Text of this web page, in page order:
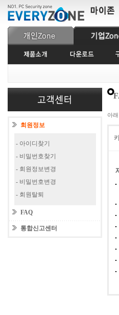
회원정보
- 아이디찾기
- 비밀번호찾기
- 회원정보변경
- 비밀번호변경
- 회원탈퇴
FAQ
통합신고센터
아